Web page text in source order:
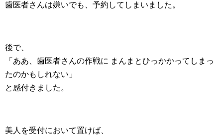
歯医者さんは嫌いでも、予約してしまいました。
後で、
「ああ、歯医者さんの作戦に まんまとひっかかってしまっ
たのかもしれない」
と感付きました。
美人を受付において置けば、